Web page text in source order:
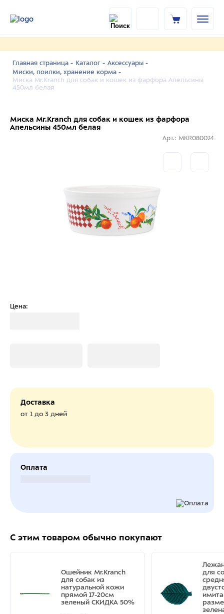
Главная страница - Каталог - Аксессуары -
Миски, поилки, хранение корма -
Миска Mr.Kranch для собак и кошек из фарфора Апельсины
450мл белая
Миска Mr.Kranch для собак и кошек из фарфора
Апельсины 450мл белая
Арт.: MKR080024
Цена:
Доставка
от 1 до 3 дней
Оплата
С этим товаром обычно покупают
Ошейник Mr.Kranch
для собак из
натуральной кожи
прямой 17-20см
зеленый СКИДКА 50%
для